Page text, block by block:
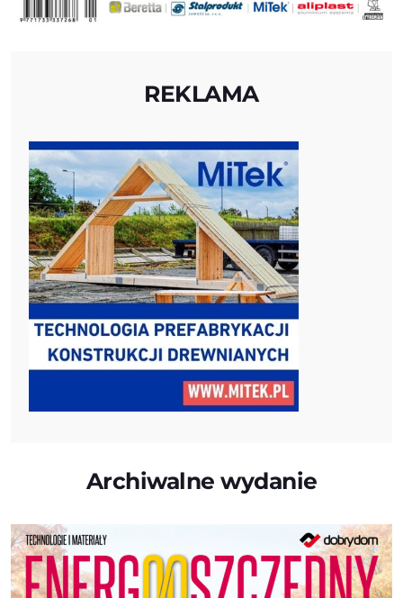
REKLAMA
Archiwalne wydanie